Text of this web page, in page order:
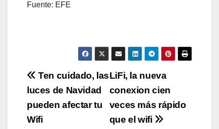
Fuente: EFE
Navegación
de
entradas
LiFi, la nueva
conexion cien
veces más rápido
que el wifi
Ten cuidado, las
luces de Navidad
pueden afectar tu
Wifi